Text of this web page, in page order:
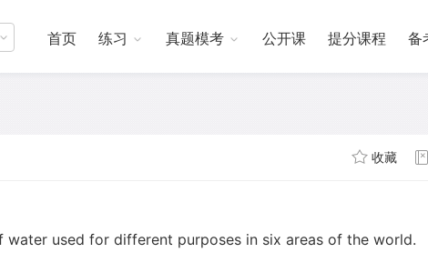
首页 练习 真题模考 公开课 提分课程 备
收藏
used for different purposes in six areas of the world.